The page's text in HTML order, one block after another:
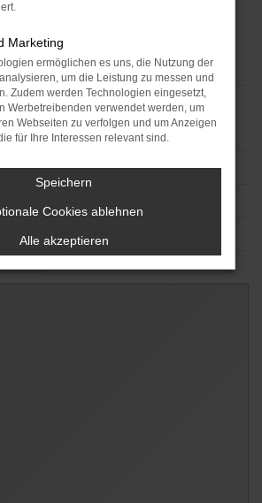
Marketing
ermöglichen es uns, die Nutzung der
um die Leistung zu messen und
Zudem werden Technologien eingesetzt,
Werbetreibenden verwendet werden, um
Webseiten zu verfolgen und um Anzeigen
für Ihre Interessen relevant sind.
Speichern
Cookies ablehnen
Alle akzeptieren